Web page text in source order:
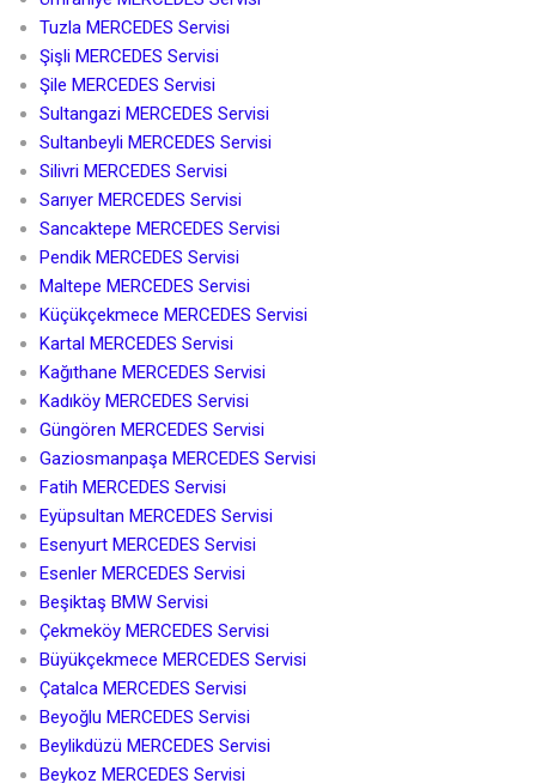
Tuzla MERCEDES Servisi
Şişli MERCEDES Servisi
Şile MERCEDES Servisi
Sultangazi MERCEDES Servisi
Sultanbeyli MERCEDES Servisi
Silivri MERCEDES Servisi
Sarıyer MERCEDES Servisi
Sancaktepe MERCEDES Servisi
Pendik MERCEDES Servisi
Maltepe MERCEDES Servisi
Küçükçekmece MERCEDES Servisi
Kartal MERCEDES Servisi
Kağıthane MERCEDES Servisi
Kadıköy MERCEDES Servisi
Güngören MERCEDES Servisi
Gaziosmanpaşa MERCEDES Servisi
Fatih MERCEDES Servisi
Eyüpsultan MERCEDES Servisi
Esenyurt MERCEDES Servisi
Esenler MERCEDES Servisi
Beşiktaş BMW Servisi
Çekmeköy MERCEDES Servisi
Büyükçekmece MERCEDES Servisi
Çatalca MERCEDES Servisi
Beyoğlu MERCEDES Servisi
Beylikdüzü MERCEDES Servisi
Beykoz MERCEDES Servisi